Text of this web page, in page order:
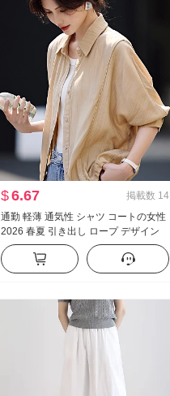
$6.67 掲載数 14
通勤 軽薄 通気性 シャツ コートの女性
2026 春夏 引き出し ロープ デザイン
感 カジュアル 日除け トップス